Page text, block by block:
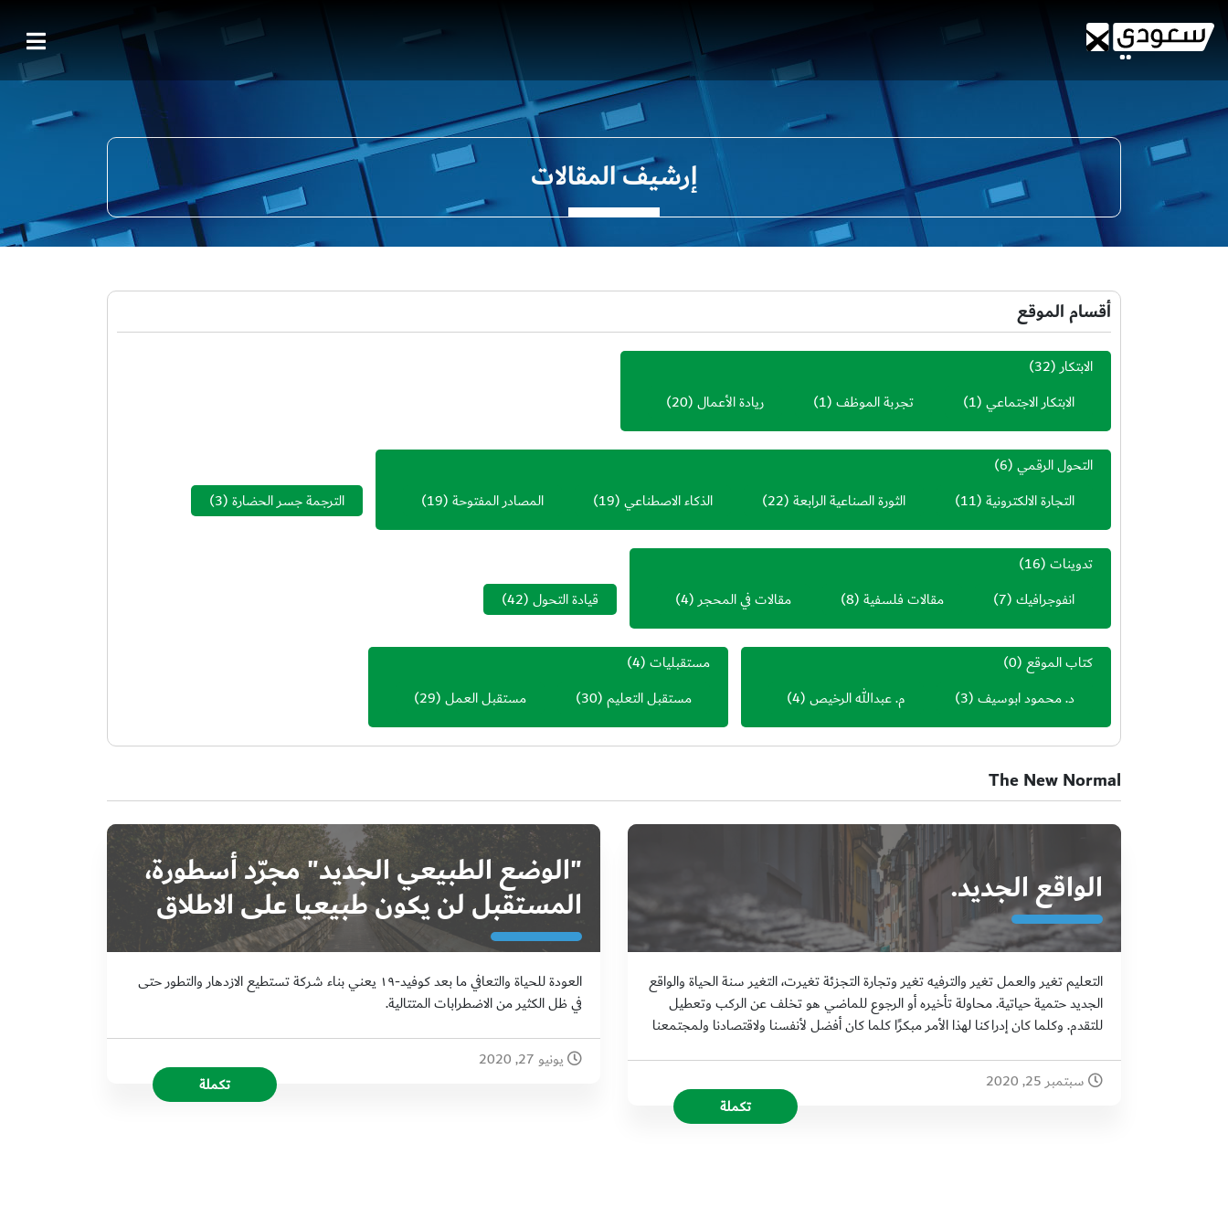
إرشيف المقالات
أقسام الموقع
الابتكار(32)
الابتكار الاجتماعي(1) تجربة الموظف(1) ريادة الأعمال(20)
التحول الرقمي(6)
التجارة الالكترونية(11) الثورة الصناعية الرابعة(22) الذكاء الاصطناعي(19) المصادر المفتوحة(19) الترجمة جسر الحضارة(3)
تدوينات(16)
انفوجرافيك(7) مقالات فلسفية(8) مقالات في المحجر(4) قيادة التحول(42)
كتاب الموقع (0)
د. محمود ابوسيف(3) م. عبدالله الرخيص(4)
مستقبليات(4)
مستقبل التعليم(30) مستقبل العمل(29)
The New Normal
الواقع الجديد.
التعليم تغير والعمل تغير والترفيه تغير وتجارة التجزئة تغيرت، التغير سنة الحياة والواقع
الجديد حتمية حياتية. محاولة تأخيره أو الرجوع للماضي هو تخلف عن الركب وتعطيل
للتقدم. وكلما كان إدراكنا لهذا الأمر مبكرًا كلما كان أفضل لأنفسنا ولاقتصادنا ولمجتمعنا
سبتمبر 25, 2020
تكملة
"الوضع الطبيعي الجديد" مجرّد أسطورة،
المستقبل لن يكون طبيعيا على الاطلاق
العودة للحياة والتعافي ما بعد كوفيد-١٩ يعني بناء شركة تستطيع الازدهار والتطور حتى
في ظل الكثير من الاضطرابات المتتالية.
يونيو 27, 2020
تكملة